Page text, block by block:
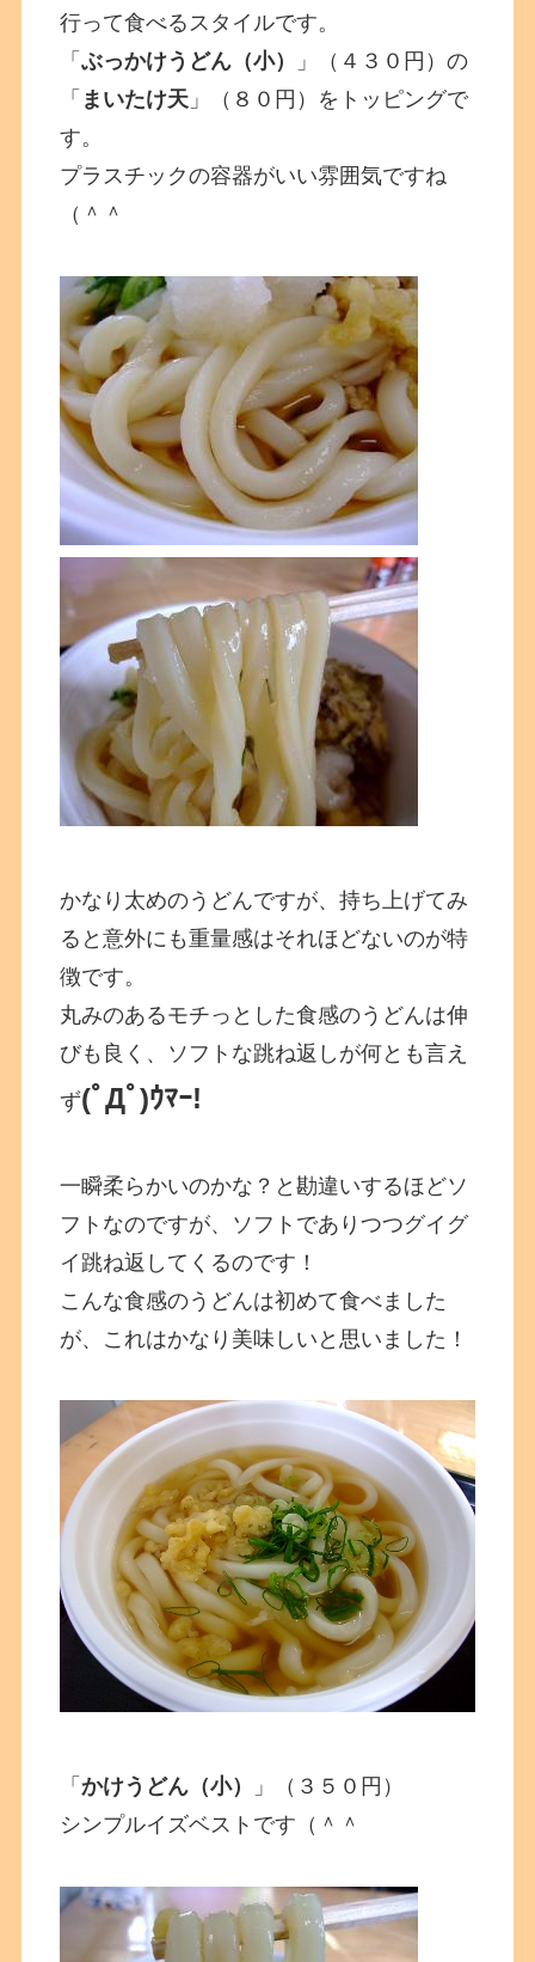
行って食べるスタイルです。
「ぶっかけうどん（小）
」（４３０円）の
「 まいたけ天 」（８０円）をトッピングで
す。
プラスチックの容器がいい雰囲気ですね
（＾＾
かなり太めのうどんですが、持ち上げてみ
ると意外にも重量感はそれほどないのが特
徴です。
丸みのあるモチっとした食感のうどんは伸
びも良く、ソフトな跳ね返しが何とも言え
ず(ﾟДﾟ)ｳﾏｰ!
一瞬柔らかいのかな？と勘違いするほどソ
フトなのですが、ソフトでありつつグイグ
イ跳ね返してくるのです！
こんな食感のうどんは初めて食べました
が、これはかなり美味しいと思いました！
「かけうどん（小）
」（３５０円）
シンプルイズベストです（＾＾